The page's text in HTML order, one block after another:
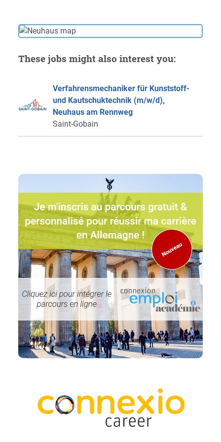
These jobs might also interest you:
Verfahrensmechaniker für Kunststoff-
und Kautschuktechnik (m/w/d),
Neuhaus am Rennweg
Saint-Gobain